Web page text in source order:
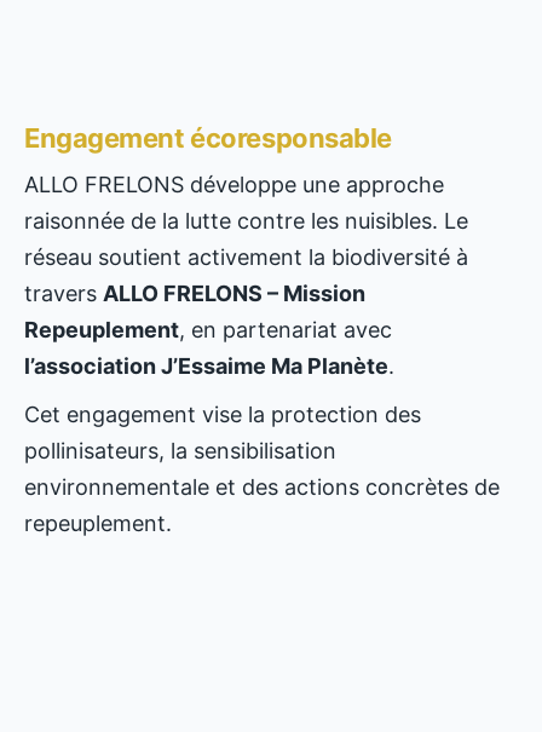
Engagement écoresponsable
ALLO FRELONS développe une approche
raisonnée de la lutte contre les nuisibles. Le
réseau soutient activement la biodiversité à
travers ALLO FRELONS – Mission
Repeuplement, en partenariat avec
l’association J’Essaime Ma Planète.
Cet engagement vise la protection des
pollinisateurs, la sensibilisation
environnementale et des actions concrètes de
repeuplement.